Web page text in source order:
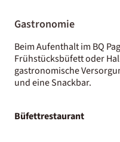
Gastronomie
Beim Aufenthalt im BQ
Frühstücksbüfett oder
gastronomische
und eine Snackbar.
Büfettrestaurant